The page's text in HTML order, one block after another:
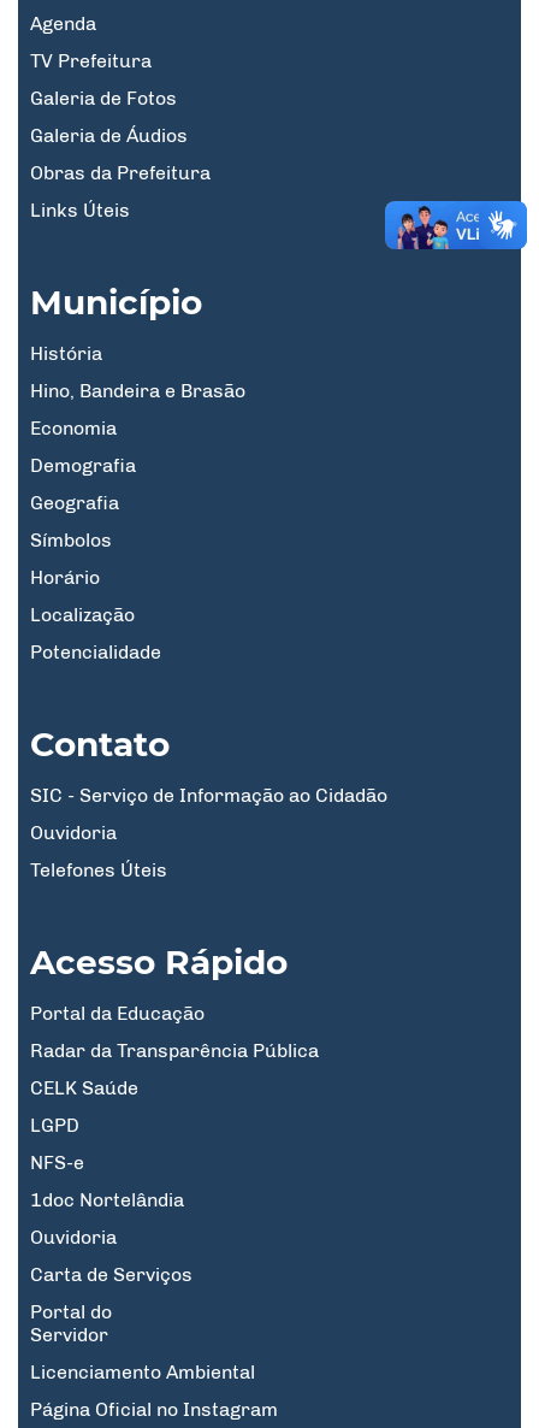
Agenda
TV Prefeitura
Galeria de Fotos
Galeria de Áudios
Obras da Prefeitura
Links Úteis
Município
História
Hino, Bandeira e Brasão
Economia
Demografia
Geografia
Símbolos
Horário
Localização
Potencialidade
Contato
SIC - Serviço de Informação ao Cidadão
Ouvidoria
Telefones Úteis
Acesso Rápido
Portal da Educação
Radar da Transparência Pública
CELK Saúde
LGPD
NFS-e
1doc Nortelândia
Ouvidoria
Carta de Serviços
Portal do
Servidor
Licenciamento Ambiental
Página Oficial no Instagram